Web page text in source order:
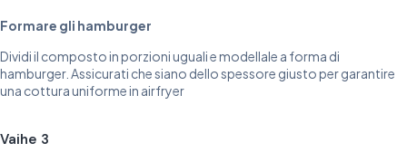
Formare gli hamburger
Dividi il composto in porzioni uguali e modellale a forma di
hamburger. Assicurati che siano dello spessore giusto per garantire
una cottura uniforme in airfryer
Vaihe 3